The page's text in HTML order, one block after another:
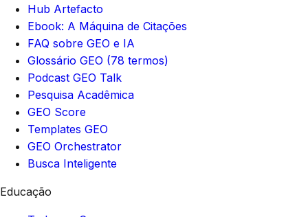
Hub Artefacto
Ebook: A Máquina de Citações
FAQ sobre GEO e IA
Glossário GEO (78 termos)
Podcast GEO Talk
Pesquisa Acadêmica
GEO Score
Templates GEO
GEO Orchestrator
Busca Inteligente
Educação